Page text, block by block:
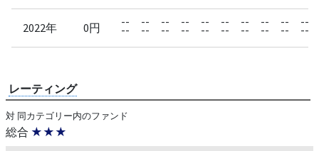
2022年 0円 --
--
--
--
--
--
--
--
--
--
--
--
--
--
--
--
--
--
--
--
レーティング
対 同カテゴリー内のファンド
総合 ★★★